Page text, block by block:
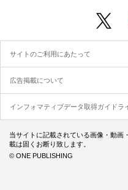
サイトのご利用にあたって
広告掲載について
インフォマティブデータ取得ガイドラ
当サイトに記載されている画像・動画
載は固くお断り致します。
© ONE PUBLISHING